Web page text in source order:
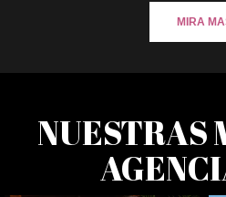
MIRA
NUESTRAS